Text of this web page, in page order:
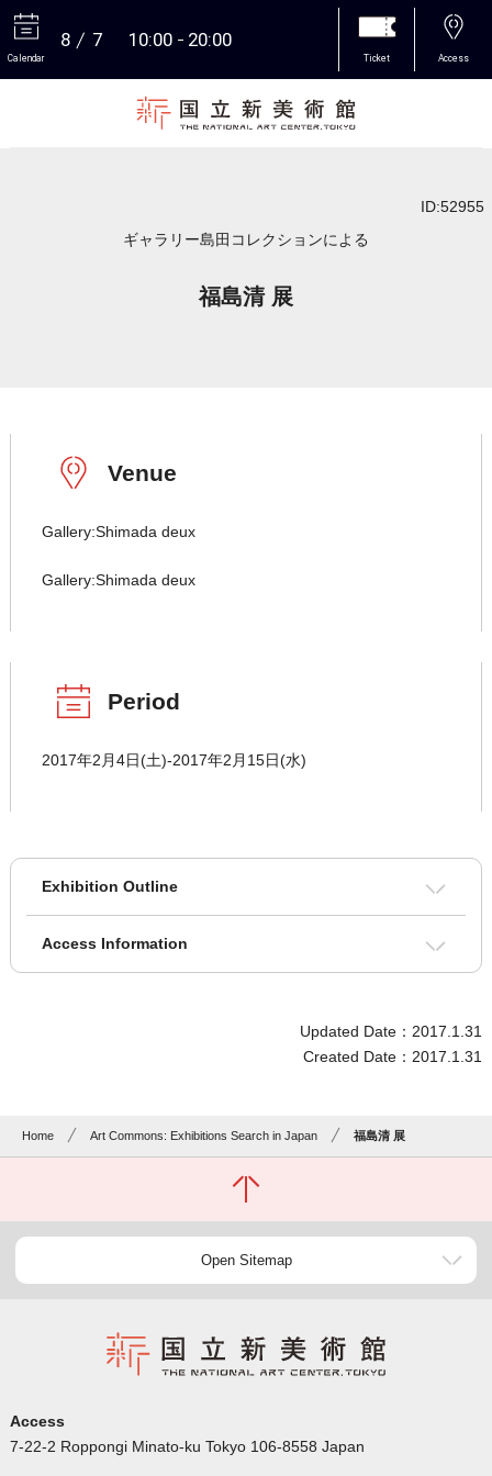
Calendar
8 7 10:00 20:00
Ticket Access
ID:52955
ギャラリー島田コレクションによる
福島清 展
Venue
Gallery:Shimada deux
Gallery:Shimada deux
Period
2017年2月4日(土)-2017年2月15日(水)
Exhibition Outline
Access Information
Updated Date：2017.1.31
Created Date：2017.1.31
Home Art Commons: Exhibitions Search in Japan 福島清 展
Open Sitemap
Access
7-22-2 Roppongi Minato-ku Tokyo 106-8558 Japan